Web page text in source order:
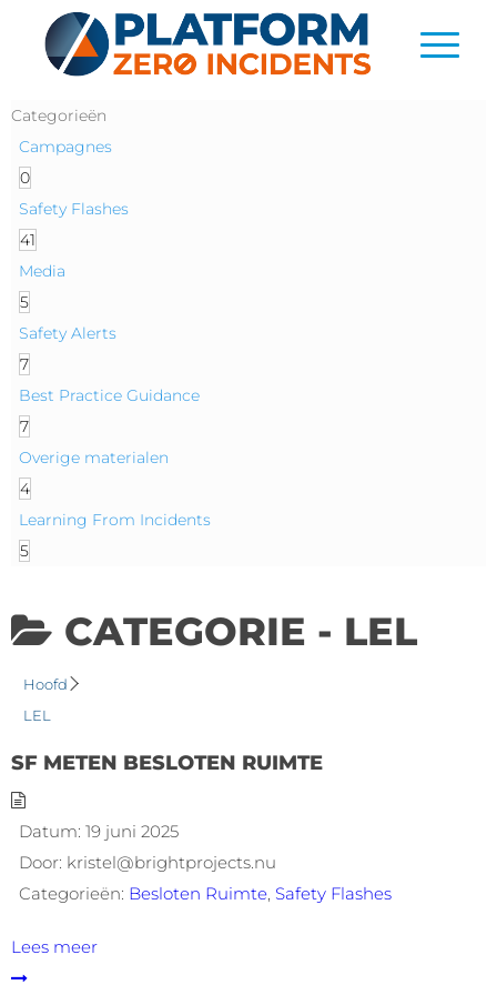
Categorieën
Campagnes
0
Safety Flashes
41
Media
5
Safety Alerts
7
Best Practice Guidance
7
Overige materialen
4
Learning From Incidents
5
CATEGORIE - LEL
Hoofd
LEL
SF METEN BESLOTEN RUIMTE
Datum: 19 juni 2025
Door: kristel@brightprojects.nu
Categorieën: Besloten Ruimte, Safety Flashes
Lees meer